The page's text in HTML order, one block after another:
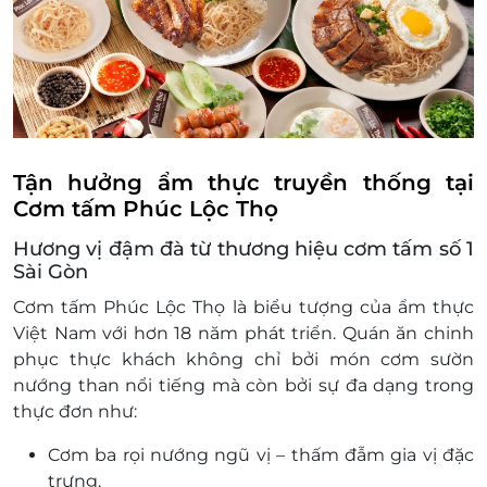
517 Lạc Long Quân, P. 10, Quận Tân Bình, Hồ Chí
Minh
54 Nguyễn Văn Trỗi, P. 15, Quận Phú Nhuận, Hồ Chí
Minh
139 Đỗ Xuân Hợp, P. Phước Long B, Quận 9, Hồ Chí
Minh
429 Phan Huy Ích, P. 14, Quận Gò Vấp, Hồ Chí Minh
304-306 Xô Viết Nghệ Tĩnh, P. 21, Quận Bình Thạnh,
Hồ Chí Minh
986 TL10, P. Tân Tạo, Quận Bình Tân, Hồ Chí Minh
175 Trần Hưng Đạo, TT. Phú Mỹ, Tân Thành, Bà Rịa -
Vũng Tàu
31B Nguyễn Hữu Thọ, P. Phước Trung, Bà Rịa, Bà Rịa
- Vũng Tàu
296 Trương Công Định, Phường 8, Thành Phố Vũng
Tàu, Bà Rịa - Vũng Tàu
Đồng Nai
268 Lê Duẩn, Khu Văn Hải, Thị trấn Long Thành,
do gì.
Địa điểm sử dụng:
https://docs.google.com/spreadsheets/d/
gid=247173951#gid=247173951
Tận hưởng ẩm thực truyền thống tại
Cơm tấm Phúc Lộc Thọ
Hương vị đậm đà từ thương hiệu cơm tấm số 1
Sài Gòn
Cơm tấm Phúc Lộc Thọ là biểu tượng của ẩm thực
Việt Nam với hơn 18 năm phát triển. Quán ăn chinh
phục thực khách không chỉ bởi món cơm sườn
nướng than nổi tiếng mà còn bởi sự đa dạng trong
thực đơn như:
Cơm ba rọi nướng ngũ vị – thấm đẫm gia vị đặc
trưng.